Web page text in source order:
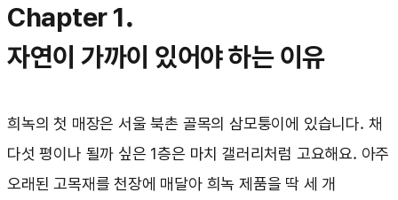
Chapter 1.
자연이 가까이 있어야 하는 이유
희녹의 첫 매장은 서울 북촌 골목의 삼모퉁이에 있습니다. 채
다섯 평이나 될까 싶은 1층은 마치 갤러리처럼 고요해요. 아주
오래된 고목재를 천장에 매달아 희녹 제품을 딱 세 개